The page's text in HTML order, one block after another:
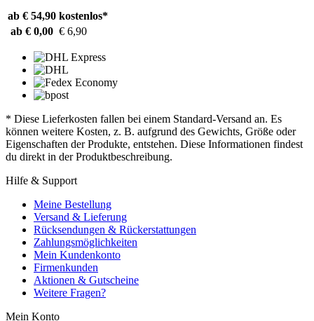
ab € 54,90 kostenlos*
ab € 0,00 € 6,90
* Diese Lieferkosten fallen bei einem Standard-Versand an. Es
können weitere Kosten, z. B. aufgrund des Gewichts, Größe oder
Eigenschaften der Produkte, entstehen. Diese Informationen findest
du direkt in der Produktbeschreibung.
Hilfe & Support
Meine Bestellung
Versand & Lieferung
Rücksendungen & Rückerstattungen
Zahlungsmöglichkeiten
Mein Kundenkonto
Firmenkunden
Aktionen & Gutscheine
Weitere Fragen?
Mein Konto